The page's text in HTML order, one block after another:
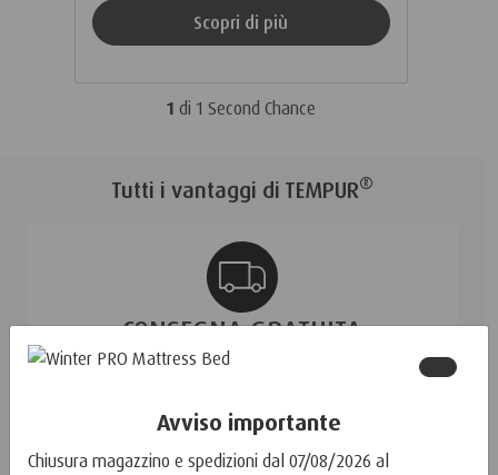
Scopri di più
1 di 1 Second Chance
Tutti i vantaggi di TEMPUR®
CONSEGNA GRATUITA
IN TUTTA ITALIA
Avviso importante
Chiusura magazzino e spedizioni dal 07/08/2026 al